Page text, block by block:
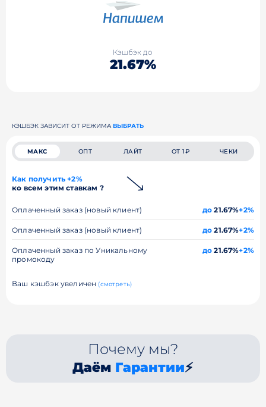
Кэшбэк до
21.67%
КЭШБЭК ЗАВИСИТ ОТ РЕЖИМА ВЫБРАТЬ
МАКС ОПТ ЛАЙТ ОТ 1₽ ЧЕКИ
Как получить +2%
ко всем этим ставкам ?
Оплаченный заказ (новый клиент) до 21.67%+2%
Оплаченный заказ (новый клиент) до 21.67%+2%
Оплаченный заказ по Уникальному
промокоду
до 21.67%+2%
Ваш кэшбэк увеличен (смотреть)
Почему мы?
Даём Гарантии⚡